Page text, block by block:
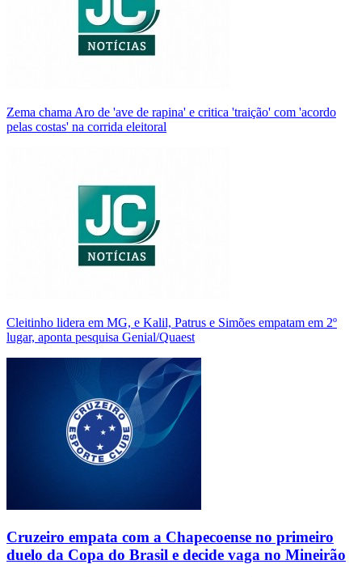
Zema chama Aro de 'ave de rapina' e critica 'traição' com 'acordo
pelas costas' na corrida eleitoral
Cleitinho lidera em MG, e Kalil, Patrus e Simões empatam em 2º
lugar, aponta pesquisa Genial/Quaest
Cruzeiro empata com a Chapecoense no primeiro
duelo da Copa do Brasil e decide vaga no Mineirão